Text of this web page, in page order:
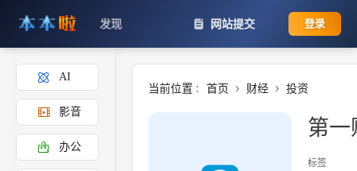
发现 网站提交 登录
AI
影音
办公
当前位置 : 首页 财经 投资
第
标签